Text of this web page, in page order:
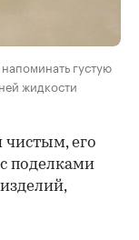
густую
жидкости
чистым, его
поделками